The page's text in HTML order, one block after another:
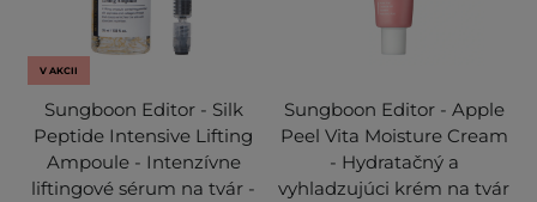
V AKCII
Sungboon Editor - Silk
Peptide Intensive Lifting
Ampoule - Intenzívne
liftingové sérum na tvár -
Sungboon Editor - Apple
Peel Vita Moisture Cream
- Hydratačný a
vyhladzujúci krém na tvár